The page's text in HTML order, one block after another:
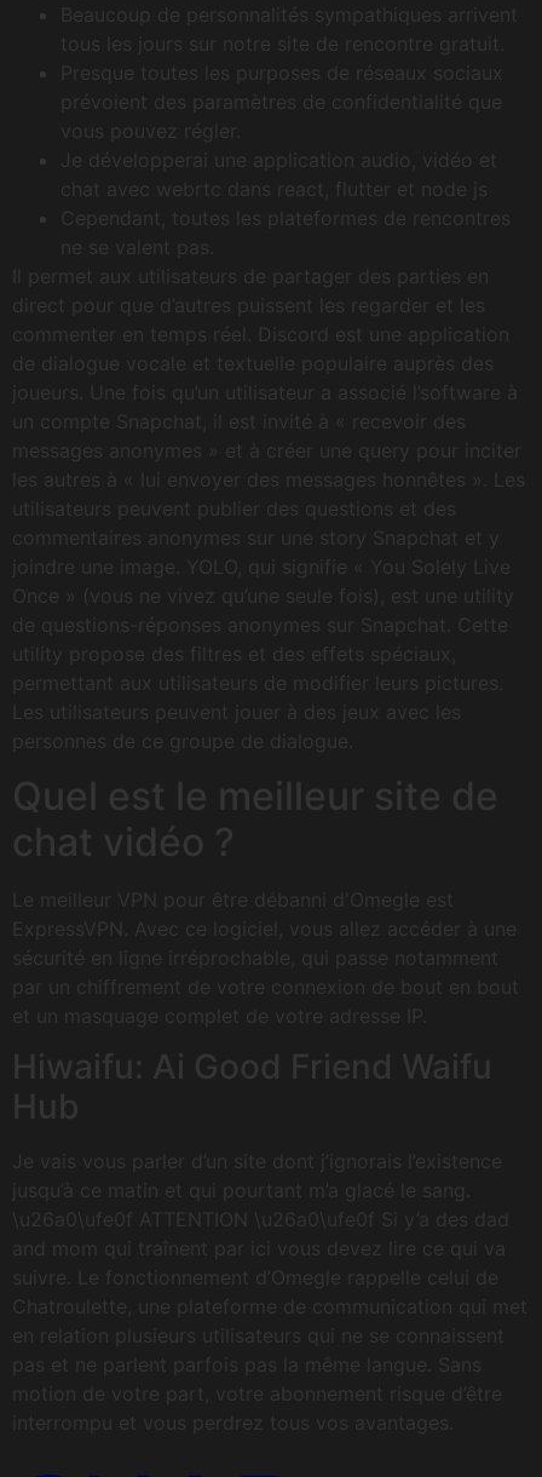
Beaucoup de personnalités sympathiques arrivent
tous les jours sur notre site de rencontre gratuit.
Presque toutes les purposes de réseaux sociaux
prévoient des paramètres de confidentialité que
vous pouvez régler.
Je développerai une application audio, vidéo et
chat avec webrtc dans react, flutter et node js
Cependant, toutes les plateformes de rencontres
ne se valent pas.
Il permet aux utilisateurs de partager des parties en
direct pour que d’autres puissent les regarder et les
commenter en temps réel. Discord est une application
de dialogue vocale et textuelle populaire auprès des
joueurs. Une fois qu’un utilisateur a associé l’software à
un compte Snapchat, il est invité à « recevoir des
messages anonymes » et à créer une query pour inciter
les autres à « lui envoyer des messages honnêtes ». Les
utilisateurs peuvent publier des questions et des
commentaires anonymes sur une story Snapchat et y
joindre une image. YOLO, qui signifie « You Solely Live
Once » (vous ne vivez qu’une seule fois), est une utility
de questions-réponses anonymes sur Snapchat. Cette
utility propose des filtres et des effets spéciaux,
permettant aux utilisateurs de modifier leurs pictures.
Les utilisateurs peuvent jouer à des jeux avec les
personnes de ce groupe de dialogue.
Quel est le meilleur site de
chat vidéo ?
Le meilleur VPN pour être débanni d'Omegle est
ExpressVPN. Avec ce logiciel, vous allez accéder à une
sécurité en ligne irréprochable, qui passe notamment
par un chiffrement de votre connexion de bout en bout
et un masquage complet de votre adresse IP.
Hiwaifu: Ai Good Friend Waifu
Hub
Je vais vous parler d’un site dont j’ignorais l’existence
jusqu’à ce matin et qui pourtant m’a glacé le sang.
\u26a0\ufe0f ATTENTION \u26a0\ufe0f Si y’a des dad
and mom qui traînent par ici vous devez lire ce qui va
suivre. Le fonctionnement d’Omegle rappelle celui de
Chatroulette, une plateforme de communication qui met
en relation plusieurs utilisateurs qui ne se connaissent
pas et ne parlent parfois pas la même langue. Sans
motion de votre part, votre abonnement risque d’être
interrompu et vous perdrez tous vos avantages.